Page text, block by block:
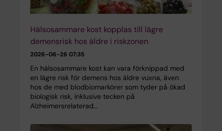
Hälsosammare kost kopplas till lägre
demensrisk hos äldre i riskzonen
2026-06-26 07:35
En hälsosammare kost kan vara förknippad med
en lägre risk för demens hos äldre vuxna, även
hos de med blodbiomarkörer som tyder på ökad
biologisk risk, inklusive tecken på
Alzheimersrelaterad…